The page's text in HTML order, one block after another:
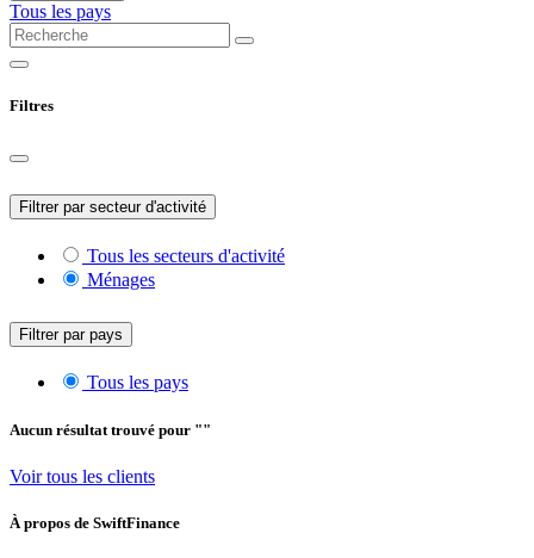
Tous les pays
Filtres
Filtrer par secteur d'activité
Tous les secteurs d'activité
Ménages
Filtrer par pays
Tous les pays
Aucun résultat trouvé pour ""
Voir tous les clients
À propos de SwiftFinance